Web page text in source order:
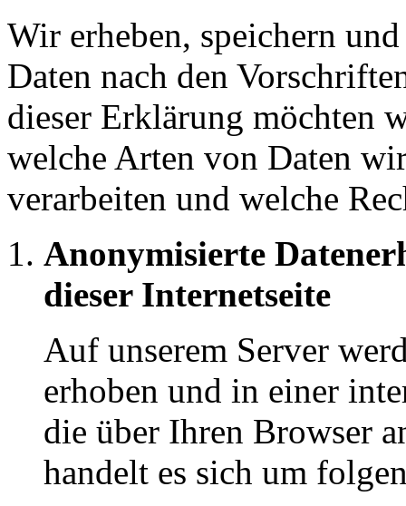
Wir erheben, speichern
Daten nach den
dieser Erklärung möchten
welche Arten von Daten
verarbeiten und welche
Anonymisierte
dieser Internetseite
Auf unserem Server
erhoben und in einer
die über Ihren Browser
handelt es sich um